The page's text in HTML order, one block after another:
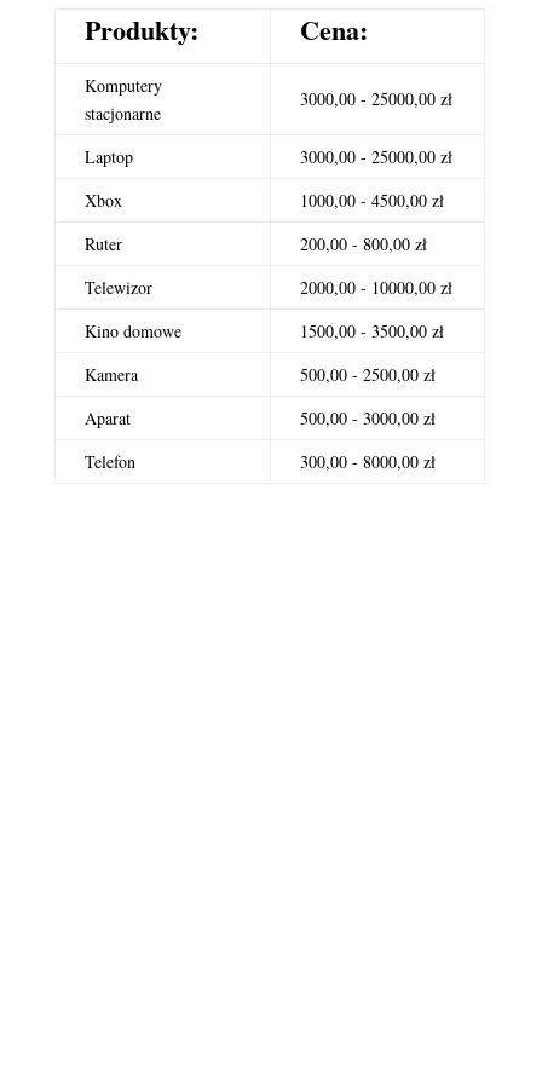
Produkty: Cena:
Komputery
stacjonarne
3000,00 - 25000,00 zł
Laptop
3000,00 - 25000,00 zł
Xbox
1000,00 - 4500,00 zł
Ruter
200,00 - 800,00 zł
Telewizor
2000,00 - 10000,00 zł
Kino domowe
1500,00 - 3500,00 zł
Kamera
500,00 - 2500,00 zł
Aparat
500,00 - 3000,00 zł
Telefon
300,00 - 8000,00 zł